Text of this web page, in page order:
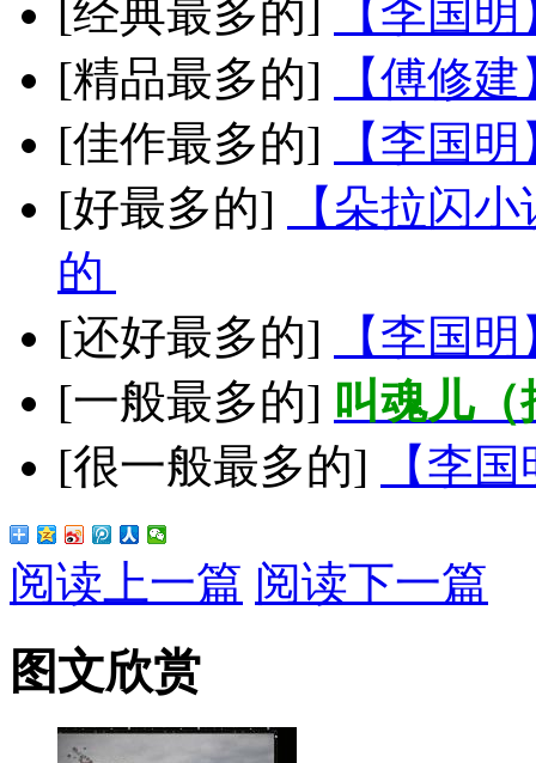
[经典最多的]
【李国
[精品最多的]
【傅修
[佳作最多的]
【李国
[好最多的]
【朵拉闪
的
[还好最多的]
【李国
[一般最多的] 叫魂儿
[很一般最多的]
【李
阅读上一篇 阅读下一篇
图文欣赏